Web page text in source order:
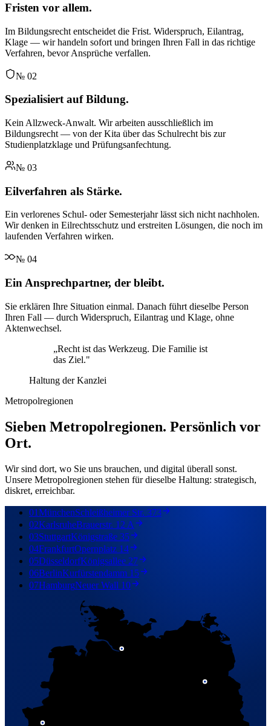
Fristen vor allem.
Im Bildungsrecht entscheidet die Frist. Widerspruch, Eilantrag,
Klage — wir handeln sofort und bringen Ihren Fall in das richtige
Verfahren, bevor Ansprüche verfallen.
№ 02
Spezialisiert auf Bildung.
Kein Allzweck-Anwalt. Wir arbeiten ausschließlich im
Bildungsrecht — von der Kita über das Schulrecht bis zur
Studienplatzklage und Prüfungsanfechtung.
№ 03
Eilverfahren als Stärke.
Ein verlorenes Schul- oder Semesterjahr lässt sich nicht nachholen.
Wir denken in Eilrechtsschutz und erstreiten Lösungen, die noch im
laufenden Verfahren wirken.
№ 04
Ein Ansprechpartner, der bleibt.
Sie erklären Ihre Situation einmal. Danach führt dieselbe Person
Ihren Fall — durch Widerspruch, Eilantrag und Klage, ohne
Aktenwechsel.
„Recht ist das Werkzeug. Die Familie ist
das Ziel."
Haltung der Kanzlei
Metropolregionen
Sieben Metropolregionen. Persönlich vor
Ort.
Wir sind dort, wo Sie uns brauchen, und digital überall sonst.
Unsere Metropolregionen stehen für dieselbe Haltung: strategisch,
diskret, erreichbar.
01MünchenSchleißheimer Str. 373
02KarlsruheBrauerstr. 12 A
03StuttgartKönigstraße 35
04FrankfurtOpernplatz 14
05DüsseldorfKönigsallee 27
06BerlinKurfürstendamm 15
07HamburgNeuer Wall 10